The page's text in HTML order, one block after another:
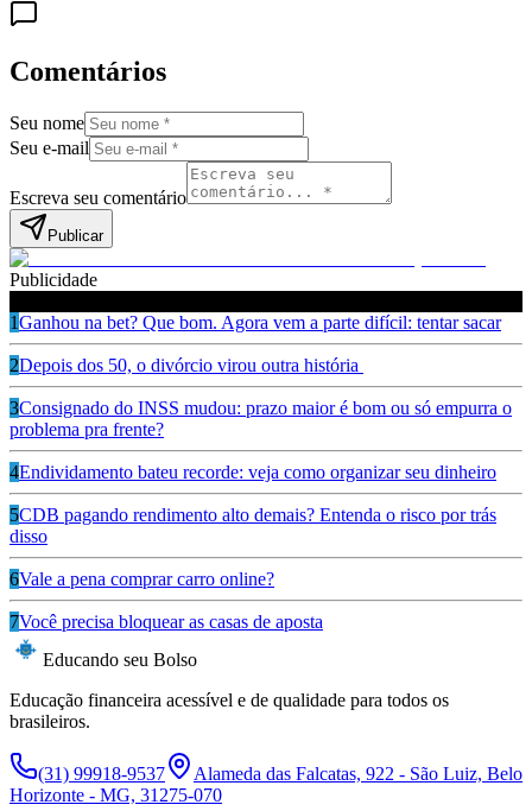
Comentários
Seu nome
Seu e-mail
Escreva seu comentário
Publicar
Publicidade
1Ganhou na bet? Que bom. Agora vem a parte difícil: tentar sacar
2Depois dos 50, o divórcio virou outra história
3Consignado do INSS mudou: prazo maior é bom ou só empurra o
problema pra frente?
4Endividamento bateu recorde: veja como organizar seu dinheiro
5CDB pagando rendimento alto demais? Entenda o risco por trás
disso
6Vale a pena comprar carro online?
7Você precisa bloquear as casas de aposta
Educando seu Bolso
Educação financeira acessível e de qualidade para todos os
brasileiros.
(31) 99918-9537
Alameda das Falcatas, 922 - São Luiz, Belo
Horizonte - MG, 31275-070